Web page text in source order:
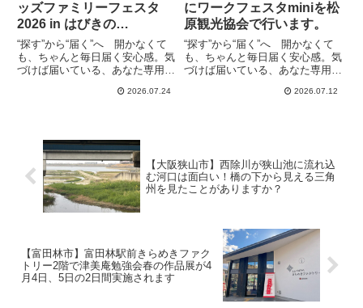
ッズファミリーフェスタ
2026 in はびきの
supported by FM大阪
「hug＋」を開催
“探す”から“届く”へ 開かなくて
も、ちゃんと毎日届く安心感。気
づけば届いている、あなた専用の
（日）、羽曳野市にある「LICは
2026.07.24
にワークフェスタminiを松
原観光協会で行います。
“探す”から“届く”へ 開かなくて
も、ちゃんと毎日届く安心感。気
づけば届いている、あなた専用の
にかえる♪ 楽しい時間を過ごしま
2026.07.12
【大阪狭山市】西除川が狭山池に流れ込
む河口は面白い！橋の下から見える三角
州を見たことがありますか？
【富田林市】富田林駅前きらめきファク
トリー2階で津美庵勉強会春の作品展が4
月4日、5日の2日間実施されます